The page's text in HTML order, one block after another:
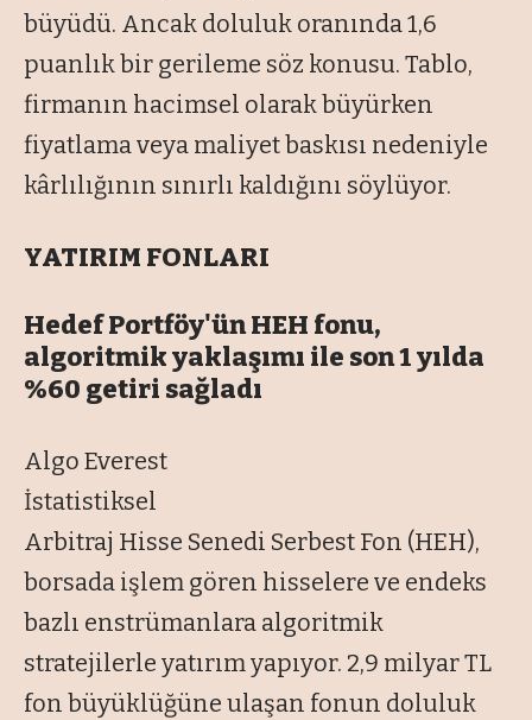
büyüdü. Ancak doluluk oranında 1,6
puanlık bir gerileme söz konusu. Tablo,
firmanın hacimsel olarak büyürken
fiyatlama veya maliyet baskısı nedeniyle
kârlılığının sınırlı kaldığını söylüyor.
YATIRIM FONLARI
Hedef Portföy'ün HEH fonu,
algoritmik yaklaşımı ile son 1 yılda
%60 getiri sağladı
Algo Everest
İstatistiksel
Arbitraj Hisse Senedi Serbest Fon (HEH),
borsada işlem gören hisselere ve endeks
bazlı enstrümanlara algoritmik
stratejilerle yatırım yapıyor. 2,9 milyar TL
fon büyüklüğüne ulaşan fonun doluluk